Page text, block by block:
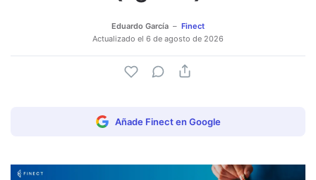
Eduardo García
Finect
Actualizado el 6 de agosto de 2026
Añade Finect en Google